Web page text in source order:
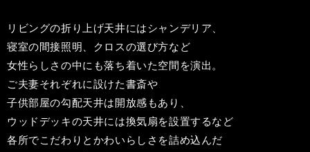
リビングの折り上げ天井にはシャンデリア、
寝室の間接照明、クロスの選び方など
女性らしさの中にも落ち着いた空間を演出。
ご夫妻それぞれに設けた書斎や
子供部屋の勾配天井は開放感もあり、
ウッドデッキの天井には換気扇を設置するなど
各所でこだわりとかわいらしさを詰め込んだ